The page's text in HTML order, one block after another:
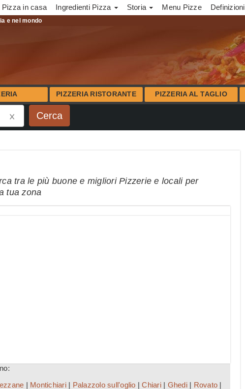
Pizza in casa Ingredienti Pizza Storia Menu Pizze Definizioni
e nel mondo
PIZZERIA RISTORANTE PIZZERIA AL TAGLIO
tra le più buone e migliori Pizzerie e locali per
tua zona
| Montichiari| Palazzolo sull'oglio |Chiari| Ghedi| Rovato |